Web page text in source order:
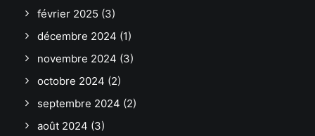
février 2025 (3)
décembre 2024 (1)
novembre 2024 (3)
octobre 2024 (2)
septembre 2024 (2)
août 2024 (3)